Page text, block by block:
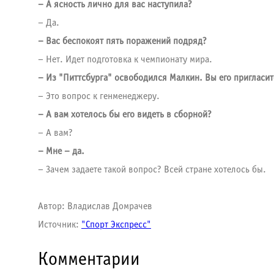
– А ясность лично для вас наступила?
– Да.
– Вас беспокоят пять поражений подряд?
– Нет. Идет подготовка к чемпионату мира.
– Из "Питтсбурга" освободился Малкин. Вы его
– Это вопрос к генменеджеру.
– А вам хотелось бы его видеть в сборной?
– А вам?
– Мне – да.
– Зачем задаете такой вопрос? Всей стране хотелось бы.
Автор: Владислав Домрачев
Источник: "Спорт Экспресс"
Комментарии